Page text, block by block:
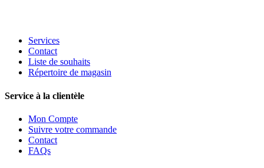
Services
Contact
Liste de souhaits
Répertoire de magasin
Service à la clientèle
Mon Compte
Suivre votre commande
Contact
FAQs